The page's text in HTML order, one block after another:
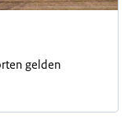
gelden